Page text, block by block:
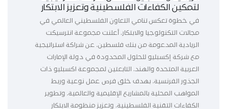
لتمكين الكفاءات الفلسطينية وتعزيز الابتكار
في خطوة تعكس تنامي التعاون الفلسطيني العالمي في
مجالات التكنولوجيا والابتكار، أعلنت مجموعة انترسيكت
الريادية المدعومة من بنك فلسطين، عن شراكة استراتيجية
مع شركة إكسبليو للحلول المحدودة في دولة الإمارات
العربية المتحدة والهند، التابعتين لمجموعة اكسبليو ذات
الجذور الفرنسية، بهدف خلق فرص عمل نوعية وربط
المواهب المحلية بالمشاريع الإقليمية والعالمية، وتطوير
الكفاءات التقنية الفلسطينية، وتعزيز منظومة الابتكار